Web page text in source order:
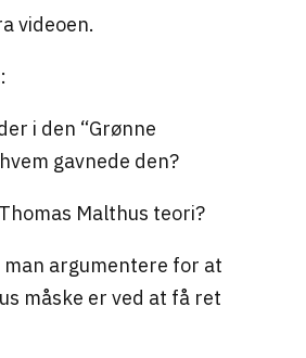
videoen.
i den “Grønne
gavnede den?
Malthus teori?
argumentere for at
måske er ved at få ret